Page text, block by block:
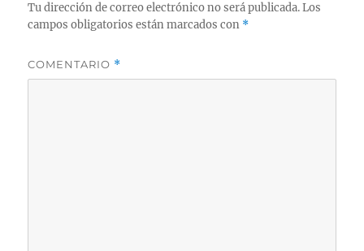
Tu dirección de correo electrónico no será publicada. Los
campos obligatorios están marcados con *
COMENTARIO *